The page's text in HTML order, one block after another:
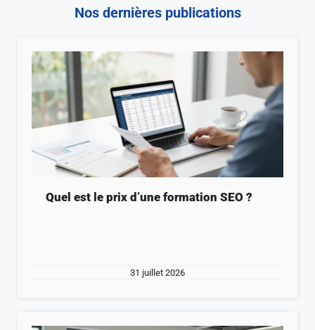
Nos dernières publications
Quel est le prix d’une formation SEO ?
31 juillet 2026